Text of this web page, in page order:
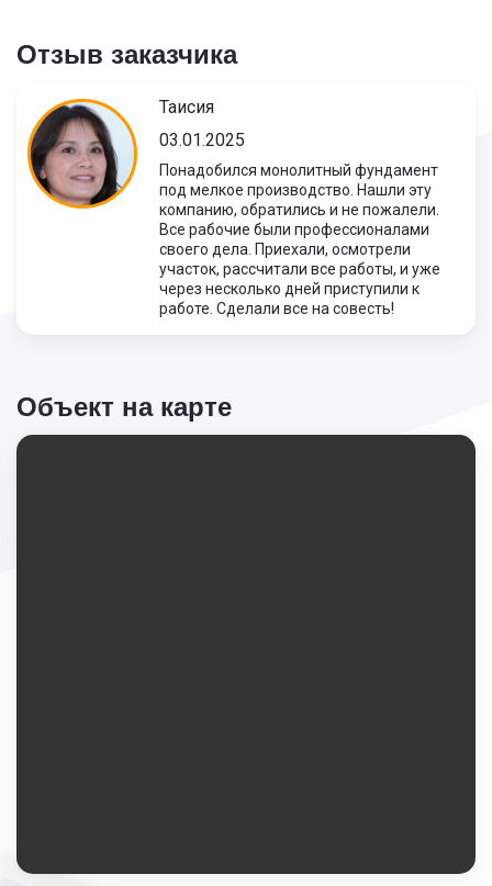
Отзыв заказчика
Таисия
03.01.2025
Понадобился монолитный фундамент
под мелкое производство. Нашли эту
компанию, обратились и не пожалели.
Все рабочие были профессионалами
своего дела. Приехали, осмотрели
участок, рассчитали все работы, и уже
через несколько дней приступили к
работе. Сделали все на совесть!
Объект на карте